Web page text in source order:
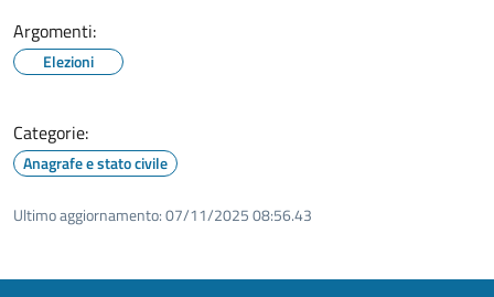
Argomenti:
Elezioni
Categorie:
Anagrafe e stato civile
Ultimo aggiornamento:07/11/2025 08:56.43